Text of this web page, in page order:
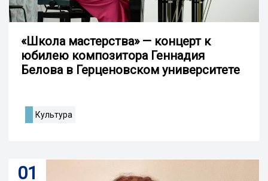
«Школа мастерства» — концерт к
юбилею композитора Геннадия
Белова в Герценовском университете
Культура
01